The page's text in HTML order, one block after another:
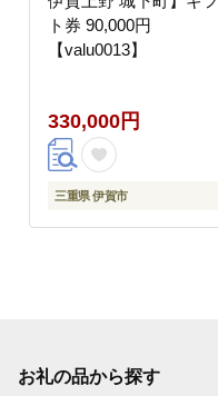
ト券 90,000円
【valu0013】
330,000円
三重県 伊賀市
お礼の品から探す